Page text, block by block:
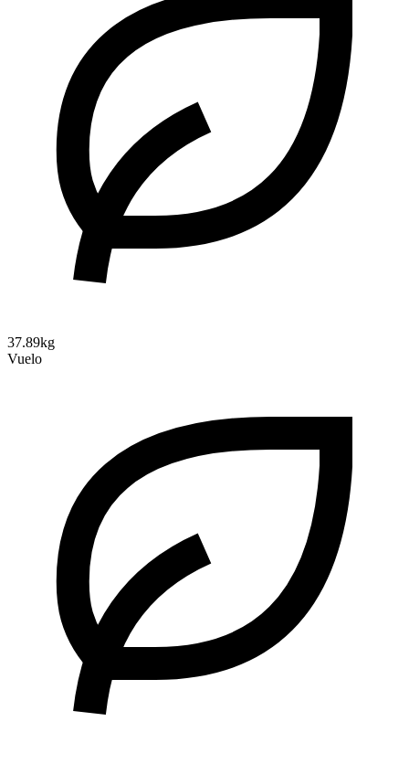
37.89kg
Vuelo